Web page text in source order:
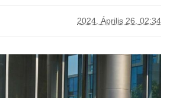
2024. Április 26. 02:34